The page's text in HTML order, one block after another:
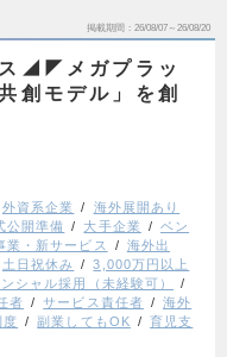
掲載期間 26/08/07～26/08/20
◢◤メガプラッ
創モデル」を創
外資系企業
海外展開あり
公開準備 大手企業
ベン
業・新サービス
海外出
土日祝休み
3,000万円以上
シャル採用（未経験可）
者 サービス責任者
海外
度 副業してもOK
育児支